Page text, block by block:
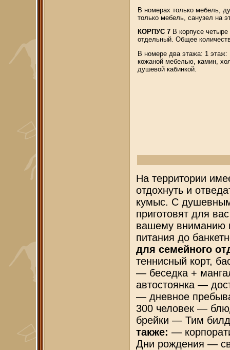
В номерах только мебель,
только мебель, санузел на
КОРПУС 7 В корпусе
отдельный. Общее
В номере два этажа: 1 этаж:
кожаной мебелью, камин,
душевой кабинкой.
На территории
отдохнуть и
кумыс. С
приготовят для
вашему вниманию
питания до
для семейного
теннисный корт,
— беседка +
автостоянка —
— дневное
300 человек —
брейки — Тим
также: —
Дни рождения —